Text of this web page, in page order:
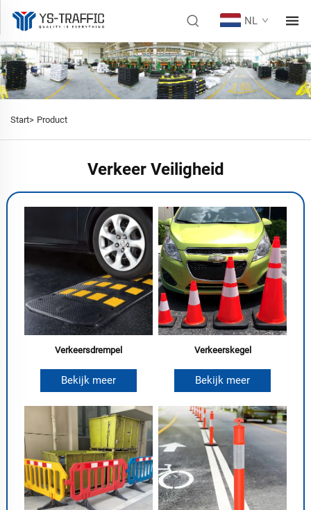
NL
Start> Product
Verkeer Veiligheid
Verkeersdrempel
Bekijk meer
Verkeerskegel
Bekijk meer